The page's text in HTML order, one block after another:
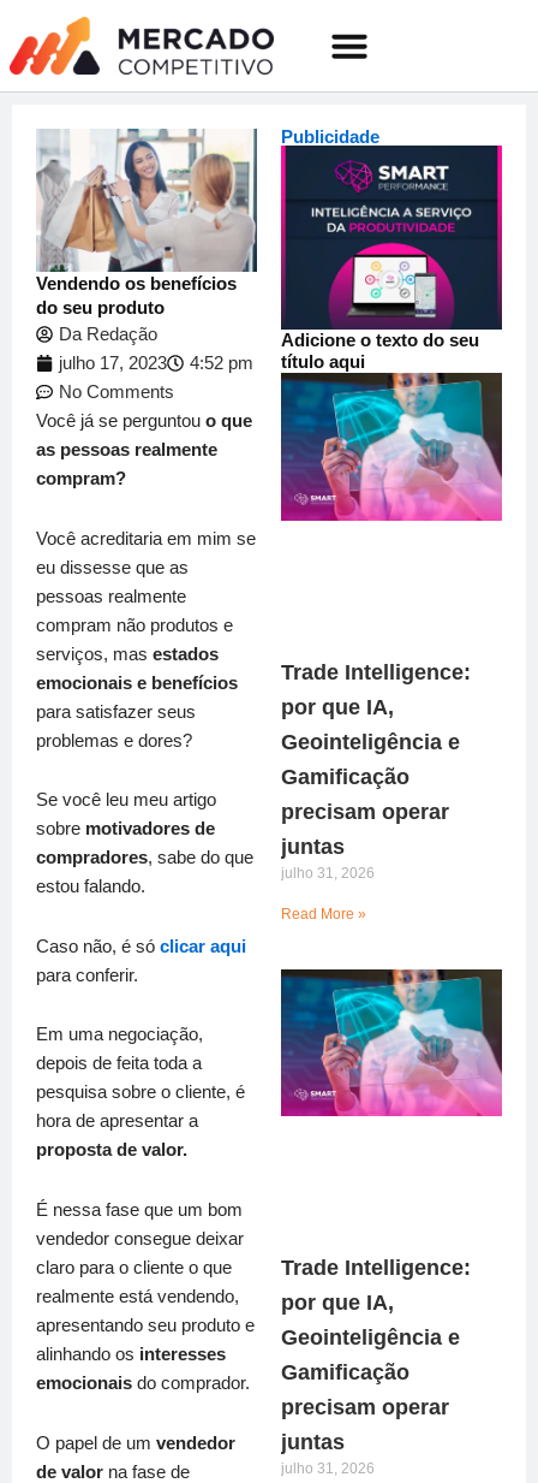
conteúdo
para
conteúdo
Vendendo os benefícios
do seu produto
Da Redação
julho 17, 2023
4:52 pm
No Comments
Você já se perguntou o que
as pessoas realmente
compram?
Você acreditaria em mim se
eu dissesse que as
pessoas realmente
compram não produtos e
serviços, mas estados
emocionais e benefícios
para satisfazer seus
problemas e dores?
Se você leu meu artigo
sobre motivadores de
compradores, sabe do que
estou falando.
Caso não, é só clicar aqui
para conferir.
Em uma negociação,
depois de feita toda a
pesquisa sobre o cliente, é
hora de apresentar a
proposta de valor.
É nessa fase que um bom
vendedor consegue deixar
claro para o cliente o que
realmente está vendendo,
apresentando seu produto e
alinhando os interesses
emocionais do comprador.
O papel de um vendedor
de valor na fase de
Publicidade
Adicione o texto do seu
título aqui
Trade Intelligence:
por que IA,
Geointeligência e
Gamificação
precisam operar
juntas
julho 31, 2026
Read More »
Trade Intelligence:
por que IA,
Geointeligência e
Gamificação
precisam operar
juntas
julho 31, 2026